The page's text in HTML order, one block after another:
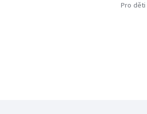
Pro děti